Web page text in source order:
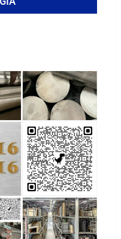
cao, dễ gia công.
thành cao hơn so
khác, độ bền thấp
rẻ, khả năng
hơn Inox 410S.
dẻo và khả năng
hơn Inox 304.